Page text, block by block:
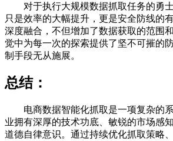
对于执行大规模数据抓取任务的勇士
只是效率的大幅提升，更是安全防线的
深度融合，不但增加了数据获取的范围
觉中为每一次的探索提供了坚不可摧的
制手段无从施展。
总结：
电商数据智能化抓取是一项复杂的系
业拥有深厚的技术功底、敏锐的市场感
道德自律意识。通过持续优化抓取策略